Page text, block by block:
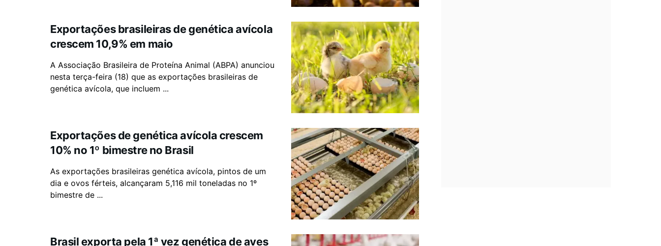
Exportações brasileiras de genética avícola
crescem 10,9% em maio
A Associação Brasileira de Proteína Animal (ABPA) anunciou
nesta terça-feira (18) que as exportações brasileiras de
genética avícola, que incluem ...
Exportações de genética avícola crescem
10% no 1º bimestre no Brasil
As exportações brasileiras genética avícola, pintos de um
dia e ovos férteis, alcançaram 5,116 mil toneladas no 1º
bimestre de ...
Brasil exporta pela 1ª vez genética de aves